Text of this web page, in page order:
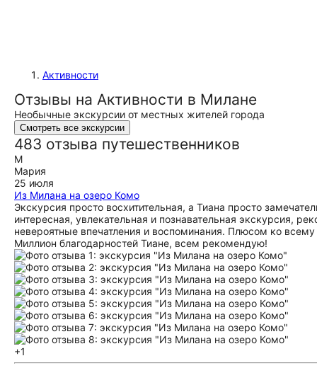
Активности
Отзывы на Активности в Милане
Необычные экскурсии от местных жителей города
Смотреть все экскурсии
483 отзыва путешественников
М
Мария
25 июля
Из Милана на озеро Комо
Экскурсия просто восхитительная, а Тиана просто
интересная, увлекательная и познавательная экскурсия,
невероятные впечатления и воспоминания. Плюсом ко
Миллион благодарностей Тиане, всем рекомендую!
+1